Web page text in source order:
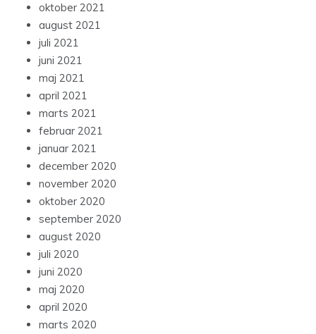
oktober 2021
august 2021
juli 2021
juni 2021
maj 2021
april 2021
marts 2021
februar 2021
januar 2021
december 2020
november 2020
oktober 2020
september 2020
august 2020
juli 2020
juni 2020
maj 2020
april 2020
marts 2020